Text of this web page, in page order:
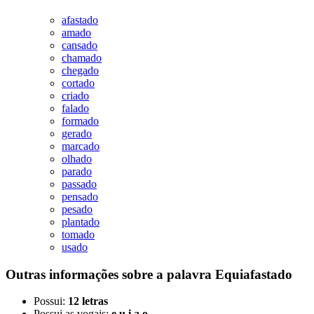
afastado
amado
cansado
chamado
chegado
cortado
criado
falado
formado
gerado
marcado
olhado
parado
passado
pensado
pesado
plantado
tomado
usado
Outras informações sobre a palavra Equiafastado
Possui: 12 letras